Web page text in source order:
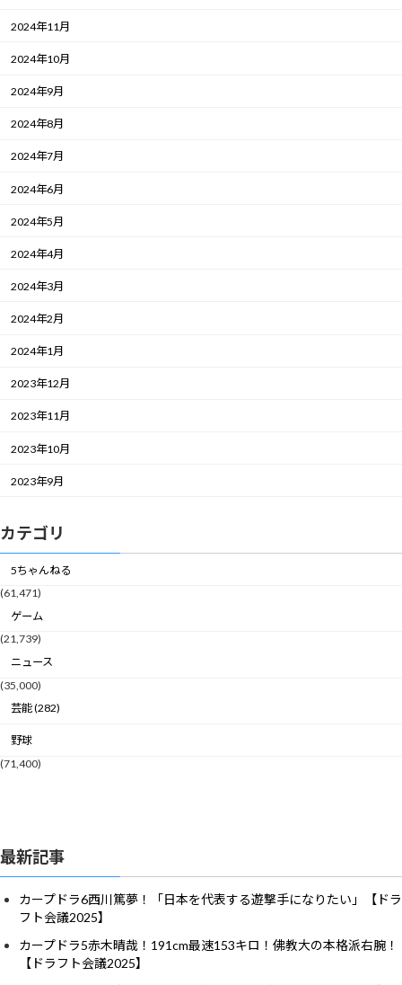
2024年11月
2024年10月
2024年9月
2024年8月
2024年7月
2024年6月
2024年5月
2024年4月
2024年3月
2024年2月
2024年1月
2023年12月
2023年11月
2023年10月
2023年9月
カテゴリ
5ちゃんねる
(61,471)
ゲーム
(21,739)
ニュース
(35,000)
芸能 (282)
野球
(71,400)
最新記事
カープドラ6西川篤夢！「日本を代表する遊撃手になりたい」【ドラ
フト会議2025】
カープドラ5赤木晴哉！191cm最速153キロ！佛教大の本格派右腕！
【ドラフト会議2025】